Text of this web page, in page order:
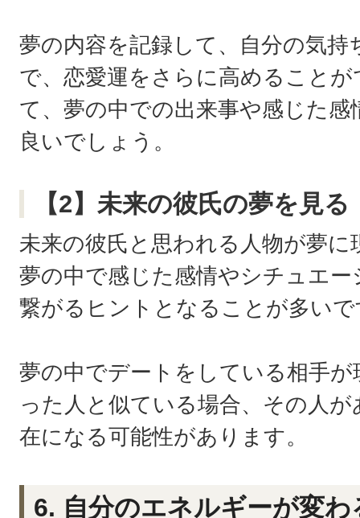
夢の内容を記録して、自分の気
で、恋愛運をさらに高めること
て、夢の中での出来事や感じた
良いでしょう。
【2】未来の彼氏の夢を見る
未来の彼氏と思われる人物が夢
夢の中で感じた感情やシチュエ
繋がるヒントとなることが多いで
夢の中でデートをしている相手
った人と似ている場合、その人
在になる可能性があります。
6. 自分のエネルギーが変わ